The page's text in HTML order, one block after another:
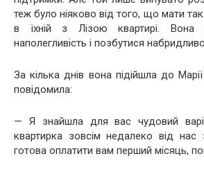
теж було ніяково від того, що мати
в їхній з Лізою квартирі. Вона
наполегливість і позбутися
За кілька днів вона підійшла до
повідомила:
— Я знайшла для вас чудовий
квартирка зовсім недалеко від нас
готова оплатити вам перший місяць,